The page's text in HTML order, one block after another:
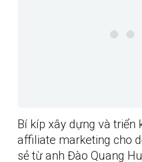
Bí kíp xây dựng và triển
affiliate marketing cho
sẻ từ anh Đào Quang